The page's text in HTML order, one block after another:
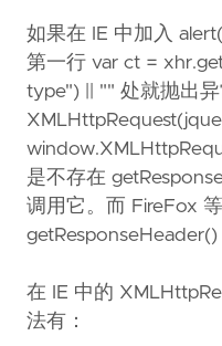
如果在 IE 中加入
第一行 var ct =
type") || "" 处就抛出
是不存在
调用它。而 FireFox
getResponseHeader()
在 IE 中的
法有：